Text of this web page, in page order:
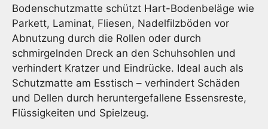
Bodenschutzmatte schützt Hart-Bodenbeläge wie
Parkett, Laminat, Fliesen, Nadelfilzböden vor
Abnutzung durch die Rollen oder durch
schmirgelnden Dreck an den Schuhsohlen und
verhindert Kratzer und Eindrücke. Ideal auch als
Schutzmatte am Esstisch – verhindert Schäden
und Dellen durch heruntergefallene Essensreste,
Flüssigkeiten und Spielzeug.